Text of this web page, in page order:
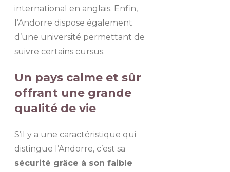
international en anglais. Enfin,
l’Andorre dispose également
d’une université permettant de
suivre certains cursus.
Un pays calme et sûr
offrant une grande
qualité de vie
S’il y a une caractéristique qui
distingue l’Andorre, c’est sa
sécurité grâce à son faible